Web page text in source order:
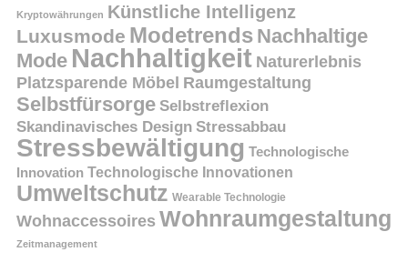
Kryptowährungen Künstliche Intelligenz
Luxusmode Modetrends Nachhaltige
Mode Nachhaltigkeit Naturerlebnis
Platzsparende Möbel Raumgestaltung
Selbstfürsorge Selbstreflexion
Skandinavisches Design Stressabbau
Stressbewältigung Technologische
Innovation Technologische Innovationen
Umweltschutz Wearable Technologie
Wohnaccessoires Wohnraumgestaltung
Zeitmanagement